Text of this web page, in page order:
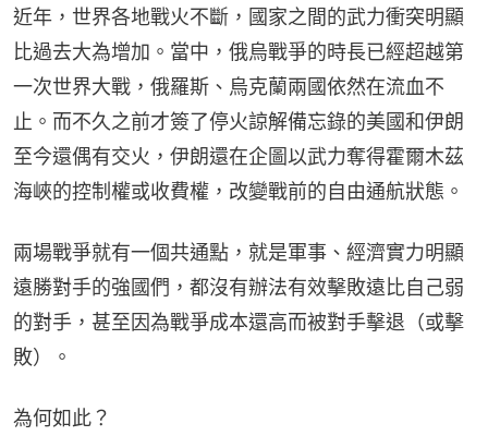
近年，世界各地戰火不斷，國家之間的武力衝突明顯
比過去大為增加。當中，俄烏戰爭的時長已經超越第
一次世界大戰，俄羅斯、烏克蘭兩國依然在流血不
止。而不久之前才簽了停火諒解備忘錄的美國和伊朗
至今還偶有交火，伊朗還在企圖以武力奪得霍爾木茲
海峽的控制權或收費權，改變戰前的自由通航狀態。
兩場戰爭就有一個共通點，就是軍事、經濟實力明顯
遠勝對手的強國們，都沒有辦法有效擊敗遠比自己弱
的對手，甚至因為戰爭成本還高而被對手擊退（或擊
敗）。
為何如此？